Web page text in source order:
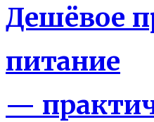
Дешёвое
питание
—